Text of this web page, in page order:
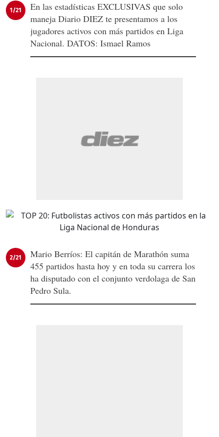
1/21
En las estadísticas EXCLUSIVAS que solo
maneja Diario DIEZ te presentamos a los
jugadores activos con más partidos en Liga
Nacional. DATOS: Ismael Ramos
2/21
Mario Berríos: El capitán de Marathón suma
455 partidos hasta hoy y en toda su carrera los
ha disputado con el conjunto verdolaga de San
Pedro Sula.